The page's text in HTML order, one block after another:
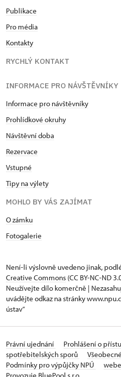
Publikace
Pro média
Kontakty
RYCHLÝ KONTAKT
INFORMACE PRO NÁVŠTĚVNÍKY
Informace pro návštěvníky
Prohlídkové okruhy
Návštěvní doba
Rezervace
Vstupné
Tipy na výlety
MOHLO BY VÁS ZAJÍMAT
O zámku
Fotogalerie
Není-li výslovně uvedeno jinak,
Creative Commons (CC BY-NC-ND
Neužívejte dílo komerčně |
uvádějte odkaz na stránky
ústav“
Právní ujednání Prohlášení o
spotřebitelských sporů
Podmínky pro výpůjčky NPÚ
Provozuje BluePool s.r.o.